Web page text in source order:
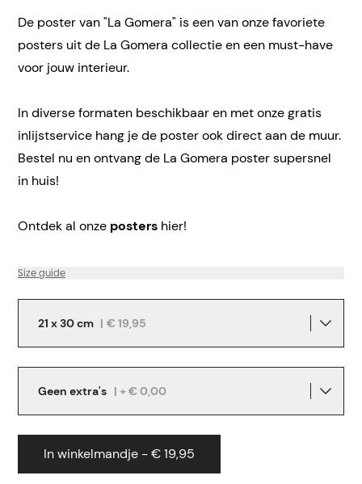
De poster van "La Gomera" is een van onze favoriete
posters uit de La Gomera collectie en een must-have
voor jouw interieur.
In diverse formaten beschikbaar en met onze gratis
inlijstservice hang je de poster ook direct aan de muur.
Bestel nu en ontvang de La Gomera poster supersnel
in huis!
Ontdek al onze posters hier!
Size guide
21 x 30 cm | € 19,95
Geen extra's | + € 0,00
In winkelmandje - € 19,95